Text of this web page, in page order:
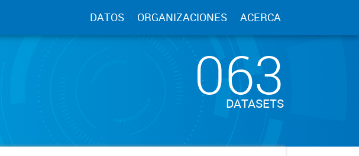
DATOS ORGANIZACIONES ACERCA
063
DATASETS